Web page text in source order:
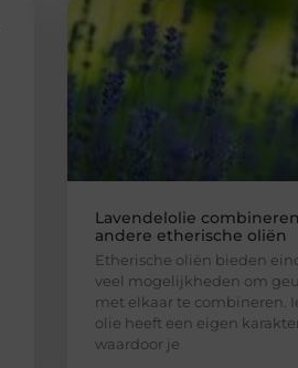
Lavendelolie
andere etherische oliën
Etherische oliën bieden
veel mogelijkheden om
met elkaar te combineren.
olie heeft een eigen
waardoor je